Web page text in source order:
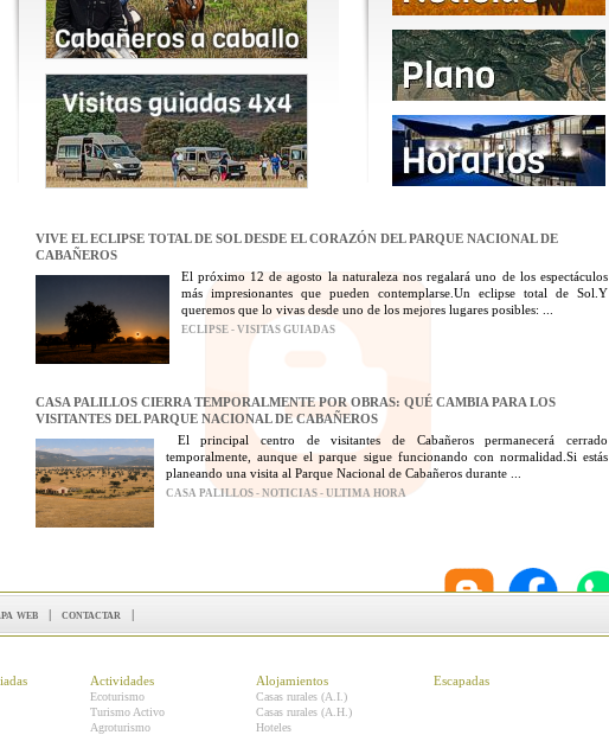
VIVE EL ECLIPSE TOTAL DE SOL DESDE EL CORAZÓN DEL PARQUE NACIONAL DE
CABAÑEROS
El próximo 12 de agosto la naturaleza nos regalará uno de los espectáculos
más impresionantes que pueden contemplarse.Un eclipse total de Sol.Y
queremos que lo vivas desde uno de los mejores lugares posibles: ...
ECLIPSE - VISITAS GUIADAS
CASA PALILLOS CIERRA TEMPORALMENTE POR OBRAS: QUÉ CAMBIA PARA LOS
VISITANTES DEL PARQUE NACIONAL DE CABAÑEROS
El principal centro de visitantes de Cabañeros permanecerá cerrado
temporalmente, aunque el parque sigue funcionando con normalidad.Si estás
planeando una visita al Parque Nacional de Cabañeros durante ...
CASA PALILLOS - NOTICIAS - ULTIMA HORA
web | contactar |
Actividades
Ecoturismo
Turismo Activo
Agroturismo
Alojamientos
Casas rurales (A.I.)
Casas rurales (A.H.)
Hoteles
Escapadas